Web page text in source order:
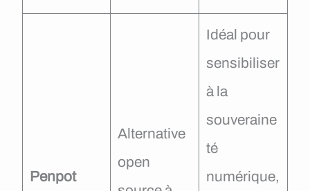
Penpot
Alternative
open
Idéal pour
sensibiliser
à la
souveraine
té
numérique,